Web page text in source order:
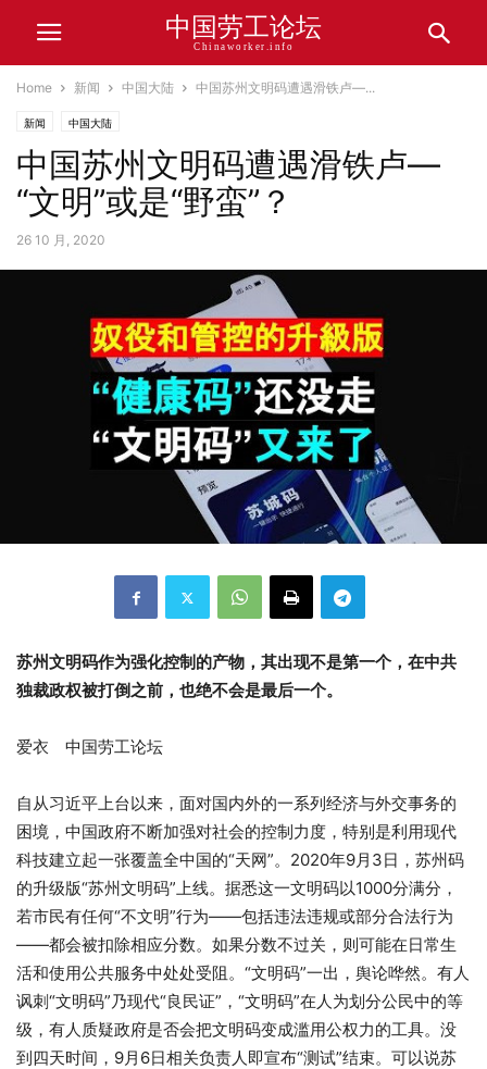
中国劳工论坛
Chinaworker.info
Home 新闻 中国大陆 中国苏州文明码遭遇滑铁卢—...
新闻 中国大陆
中国苏州文明码遭遇滑铁卢—
“文明”或是“野蛮”？
26 10 月, 2020
苏州文明码作为强化控制的产物，其出现不是第一个，在中共
独裁政权被打倒之前，也绝不会是最后一个。
爱衣 中国劳工论坛
自从习近平上台以来，面对国内外的一系列经济与外交事务的
困境，中国政府不断加强对社会的控制力度，特别是利用现代
科技建立起一张覆盖全中国的“天网”。2020年9月3日，苏州码
的升级版“苏州文明码”上线。据悉这一文明码以1000分满分，
若市民有任何“不文明”行为——包括违法违规或部分合法行为
——都会被扣除相应分数。如果分数不过关，则可能在日常生
活和使用公共服务中处处受阻。“文明码”一出，舆论哗然。有人
讽刺“文明码”乃现代“良民证”，“文明码”在人为划分公民中的等
级，有人质疑政府是否会把文明码变成滥用公权力的工具。没
到四天时间，9月6日相关负责人即宣布“测试”结束。可以说苏